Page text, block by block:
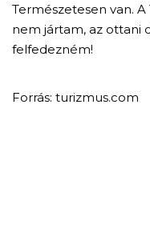
Természetesen van.
nem jártam, az ottani
felfedezném!
Forrás: turizmus.com